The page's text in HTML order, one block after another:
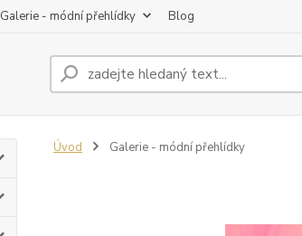
Galerie - módní přehlídky Blog
Úvod Galerie - módní přehlídky